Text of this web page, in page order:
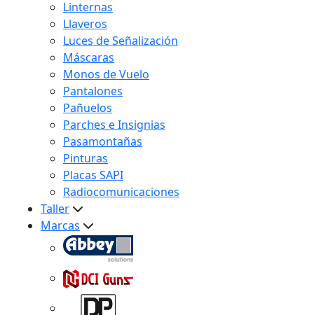
Linternas
Llaveros
Luces de Señalización
Máscaras
Monos de Vuelo
Pantalones
Pañuelos
Parches e Insignias
Pasamontañas
Pinturas
Placas SAPI
Radiocomunicaciones
Taller
Marcas